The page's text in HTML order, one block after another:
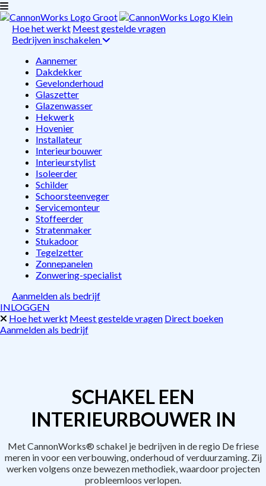
Hoe het werkt Meest gestelde vragen
Bedrijven inschakelen
Aannemer
Dakdekker
Gevelonderhoud
Glaszetter
Glazenwasser
Hekwerk
Hovenier
Installateur
Interieurbouwer
Interieurstylist
Isoleerder
Schilder
Schoorsteenveger
Servicemonteur
Stoffeerder
Stratenmaker
Stukadoor
Tegelzetter
Zonnepanelen
Zonwering-specialist
Aanmelden als bedrijf
INLOGGEN
Hoe het werkt Meest gestelde vragen Direct boeken
Aanmelden als bedrijf
SCHAKEL EEN
INTERIEURBOUWER IN
Met CannonWorks® schakel je bedrijven in de regio De friese
meren in voor een verbouwing, onderhoud of verduurzaming. Zij
werken volgens onze bewezen methodiek, waardoor projecten
probleemloos verlopen.